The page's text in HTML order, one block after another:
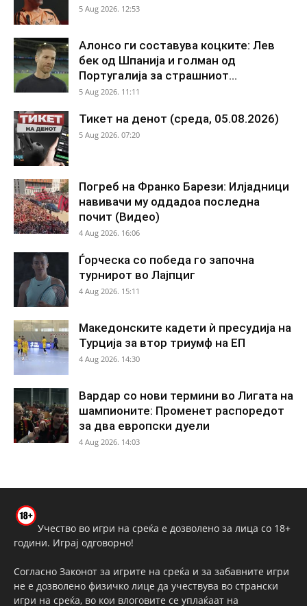
5 Aug 2026. 12:53
Алонсо ги составува коцките: Лев
бек од Шпанија и голман од
Португалија за страшниот...
5 Aug 2026. 11:11
Тикет на денот (среда, 05.08.2026)
5 Aug 2026. 07:20
Погреб на Франко Барези: Илјадници
навивачи му оддадоа последна
почит (Видео)
4 Aug 2026. 16:06
Ѓорческа со победа го започна
турнирот во Лајпциг
4 Aug 2026. 15:11
Македонските кадети ѝ пресудија на
Турција за втор триумф на ЕП
4 Aug 2026. 14:30
Вардар со нови термини во Лигата на
шампионите: Променет распоредот
за два европски дуели
4 Aug 2026. 14:03
Учество во игри на среќа е дозволено за лица со 18+
години. Играј одговорно!
Согласно Законот за игрите на среќа и за забавните игри
не е дозволено физичко лице да учествува во странски
игри на среќа, во кои влоговите се уплаќаат на